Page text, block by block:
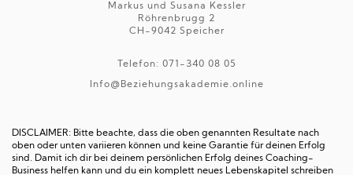
Markus und Susana Kessler
Röhrenbrugg 2
CH-9042 Speicher
Telefon: 071-340 08 05
Info@Beziehungsakademie.online
DISCLAIMER: Bitte beachte, dass die oben genannten Resultate nach
oben oder unten variieren können und keine Garantie für deinen Erfolg
sind. Damit ich dir bei deinem persönlichen Erfolg deines Coaching-
Business helfen kann und du ein komplett neues Lebenskapitel schreiben